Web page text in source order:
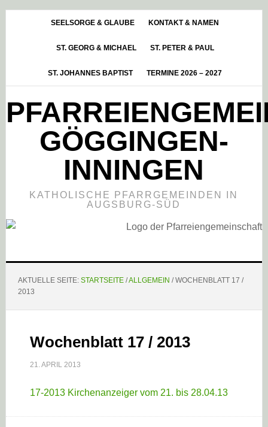
HauptsidebarSEELSORGE & GLAUBE KONTAKT & NAMEN
ST. GEORG & MICHAEL ST. PETER & PAUL
ST. JOHANNES BAPTIST TERMINE 2026 – 2027
GÖGGINGEN-
INNINGEN
KATHOLISCHE PFARRGEMEINDEN IN
AUGSBURG-SÜD
AKTUELLE SEITE: STARTSEITE /ALLGEMEIN /WOCHENBLATT 17 /
2013
Wochenblatt 17 / 2013
21. APRIL 2013
17-2013 Kirchenanzeiger vom 21. bis 28.04.13